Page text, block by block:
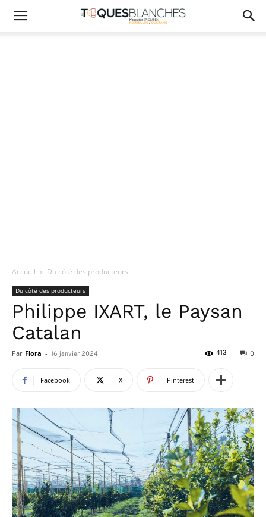
Accueil Du côté des producteurs
Du côté des producteurs
Philippe IXART, le Paysan
Catalan
Par Flora - 16 janvier 2024 0
413
Facebook X Pinterest